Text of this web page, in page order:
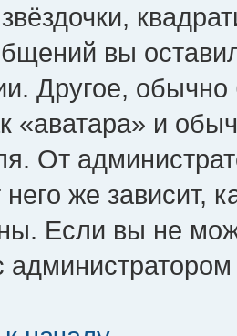
вы
Другое,
«аватара» и
От
него же зависит,
Если вы не